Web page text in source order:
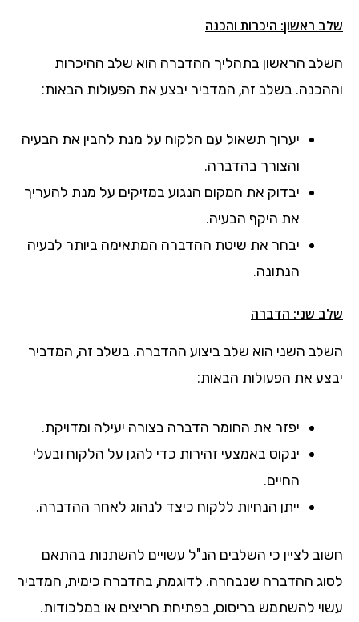
שלב ראשון: היכרות והכנה
השלב הראשון בתהליך ההדברה הוא שלב ההיכרות
וההכנה. בשלב זה, המדביר יבצע את הפעולות הבאות:
יערוך תשאול עם הלקוח על מנת להבין את הבעיה
והצורך בהדברה.
יבדוק את המקום הנגוע במזיקים על מנת להעריך
את היקף הבעיה.
יבחר את שיטת ההדברה המתאימה ביותר לבעיה
הנתונה.
שלב שני: הדברה
השלב השני הוא שלב ביצוע ההדברה. בשלב זה, המדביר
יבצע את הפעולות הבאות:
יפזר את החומר הדברה בצורה יעילה ומדויקת.
ינקוט באמצעי זהירות כדי להגן על הלקוח ובעלי
החיים.
ייתן הנחיות ללקוח כיצד לנהוג לאחר ההדברה.
חשוב לציין כי השלבים הנ"ל עשויים להשתנות בהתאם
לסוג ההדברה שנבחרה. לדוגמה, בהדברה כימית, המדביר
עשוי להשתמש בריסוס, בפתיחת חריצים או במלכודות.